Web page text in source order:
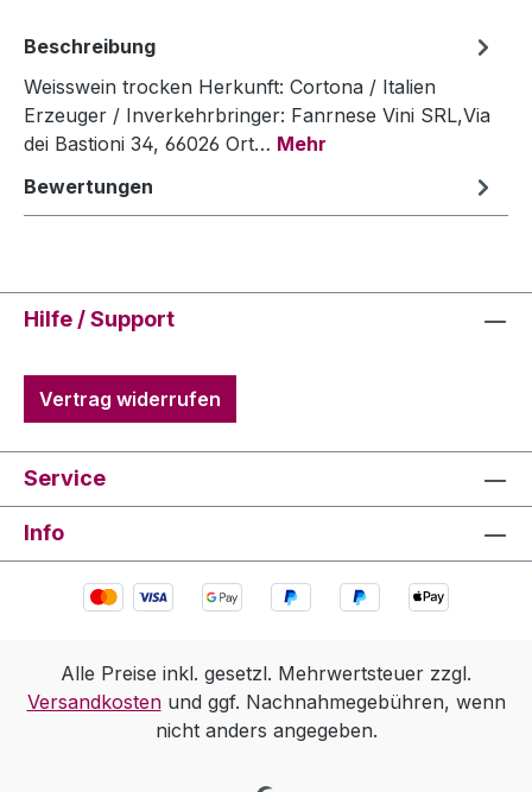
Beschreibung
Weisswein trocken Herkunft: Cortona / Italien
Erzeuger / Inverkehrbringer: Fanrnese Vini SRL,Via
dei Bastioni 34, 66026 Ort… Mehr
Bewertungen
Hilfe / Support
Vertrag widerrufen
Service
Info
Alle Preise inkl. gesetzl. Mehrwertsteuer zzgl.
Versandkostenund ggf. Nachnahmegebühren, wenn
nicht anders angegeben.